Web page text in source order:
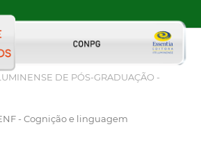
DE PÓS-GRADUAÇÃO -
- Cognição e linguagem